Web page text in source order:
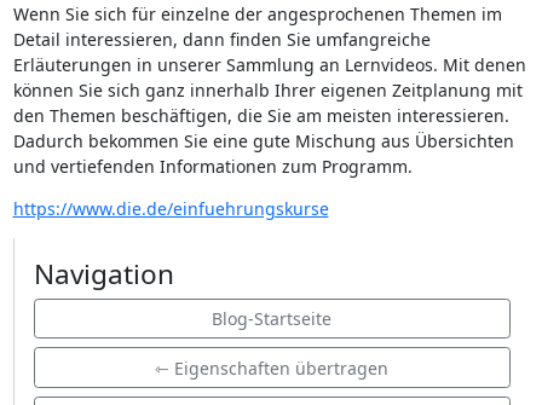
Wenn Sie sich für einzelne der angesprochenen Themen im
Detail interessieren, dann finden Sie umfangreiche
Erläuterungen in unserer Sammlung an Lernvideos. Mit denen
können Sie sich ganz innerhalb Ihrer eigenen Zeitplanung mit
den Themen beschäftigen, die Sie am meisten interessieren.
Dadurch bekommen Sie eine gute Mischung aus Übersichten
und vertiefenden Informationen zum Programm.
https://www.die.de/einfuehrungskurse
Navigation
Blog-Startseite
⇽ Eigenschaften übertragen